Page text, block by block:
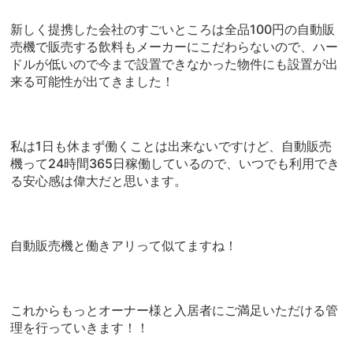
新しく提携した会社のすごいところは全品100円の自動販
売機で販売する飲料もメーカーにこだわらないので、ハー
ドルが低いので今まで設置できなかった物件にも設置が出
来る可能性が出てきました！
私は1日も休まず働くことは出来ないですけど、自動販売
機って24時間365日稼働しているので、いつでも利用でき
る安心感は偉大だと思います。
自動販売機と働きアリって似てますね！
これからもっとオーナー様と入居者にご満足いただける管
理を行っていきます！！